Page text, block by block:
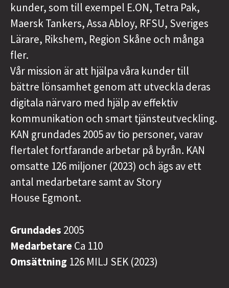
kunder, som till exempel E.ON, Tetra Pak,
Maersk Tankers, Assa Abloy, RFSU, Sveriges
Lärare, Rikshem, Region Skåne och många
fler.
Vår mission är att hjälpa våra kunder till
bättre lönsamhet genom att utveckla deras
digitala närvaro med hjälp av effektiv
kommunikation och smart tjänsteutveckling.
KAN grundades 2005 av tio personer, varav
flertalet fortfarande arbetar på byrån. KAN
omsatte 126 miljoner (2023) och ägs av ett
antal medarbetare samt av Story
House Egmont.
Grundades 2005
MedarbetareCa 110
Omsättning 126 MILJ SEK (2023)